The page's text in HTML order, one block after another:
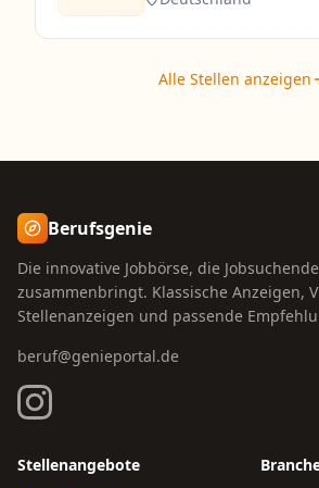
Alle Stellen anzeigen
Berufsgenie
Die innovative Jobbörse, die
zusammenbringt. Klassische Anzeigen,
Stellenanzeigen und passende
beruf@genieportal.de
Stellenangebote